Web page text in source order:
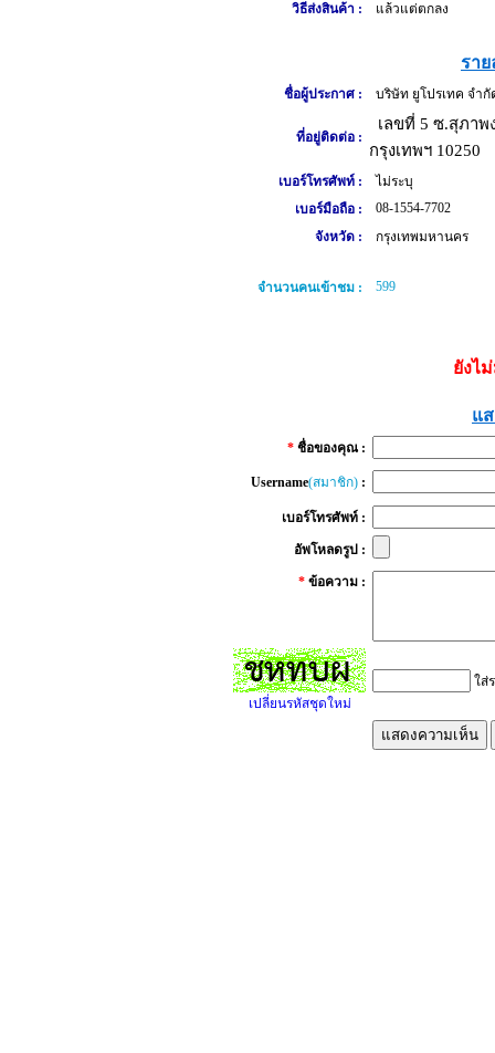
วิธีส่งสินค้า :
แล้วแต่ตกลง
ราย
ชื่อผู้ประกาศ : บริษัท ยูโปรเทค จำกั
ที่อยู่ติดต่อ :
เลขที่ 5 ซ.สุภาพ
กรุงเทพฯ 10250
เบอร์โทรศัพท์ :
ไม่ระบุ
เบอร์มือถือ :
08-1554-7702
จังหวัด :
กรุงเทพมหานคร
จำนวนคนเข้าชม : 599
ยังไ
แ
* ชื่อของคุณ :
Username(สมาชิก) :
เบอร์โทรศัพท์ :
อัพโหลดรูป :
* ข้อความ :
เปลี่ยนรหัสชุดใหม่
ใส่